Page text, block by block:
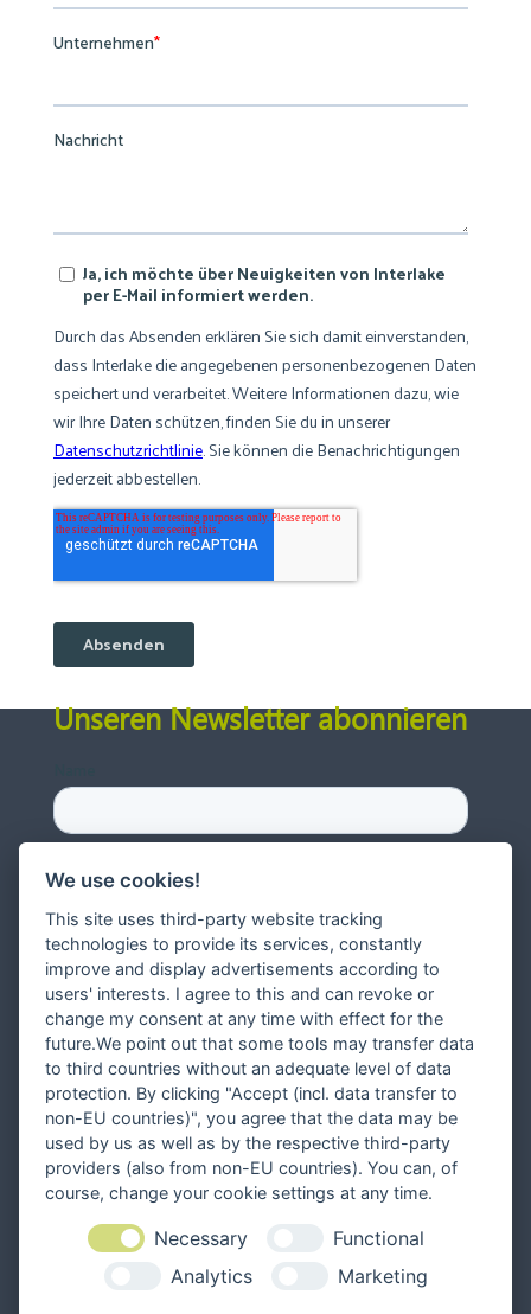
Unseren Newsletter abonnieren
We use cookies!
This site uses third-party website tracking
technologies to provide its services, constantly
improve and display advertisements according to
users' interests. I agree to this and can revoke or
change my consent at any time with effect for the
future.We point out that some tools may transfer data
to third countries without an adequate level of data
protection. By clicking "Accept (incl. data transfer to
non-EU countries)", you agree that the data may be
used by us as well as by the respective third-party
providers (also from non-EU countries). You can, of
course, change your cookie settings at any time.
Necessary
Functional
Analytics
Marketing